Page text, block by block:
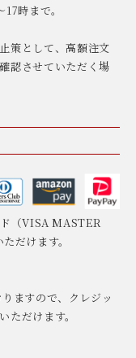
時まで。
策として、高額注文
認させていただく場
（VISA MASTER
だけます。
ますので、クレジッ
ただけます。